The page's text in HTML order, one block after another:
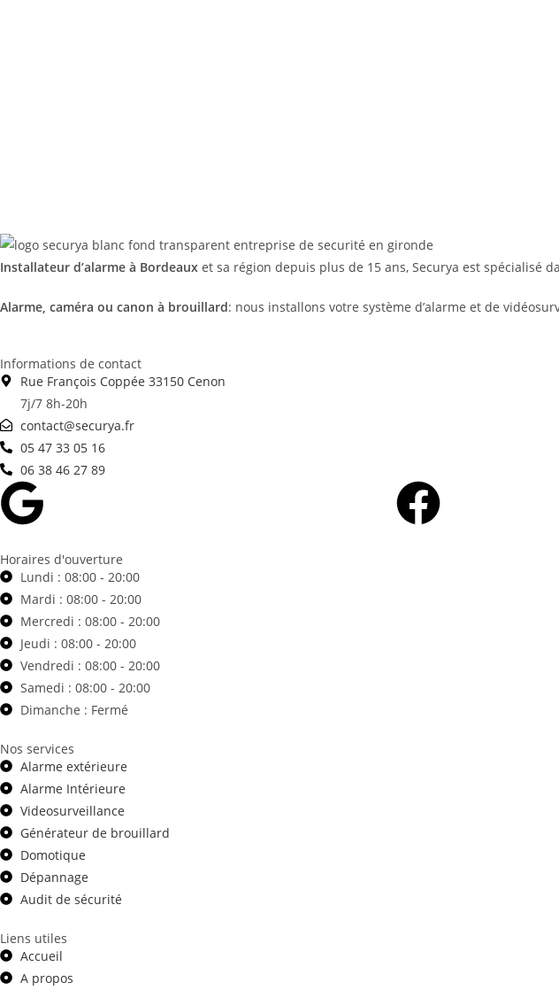
Installateur d’alarme à Bordeaux et sa région depuis plus de 15 ans, Securya est spécialisé
Alarme, caméra ou canon à brouillard: nous installons votre système d’alarme et de
Informations de contact
Rue François Coppée 33150 Cenon
7j/7 8h-20h
contact@securya.fr
05 47 33 05 16
06 38 46 27 89
Horaires d'ouverture
Lundi : 08:00 - 20:00
Mardi : 08:00 - 20:00
Mercredi : 08:00 - 20:00
Jeudi : 08:00 - 20:00
Vendredi : 08:00 - 20:00
Samedi : 08:00 - 20:00
Dimanche : Fermé
Nos services
Alarme extérieure
Alarme Intérieure
Videosurveillance
Générateur de brouillard
Domotique
Dépannage
Audit de sécurité
Liens utiles
Accueil
A propos